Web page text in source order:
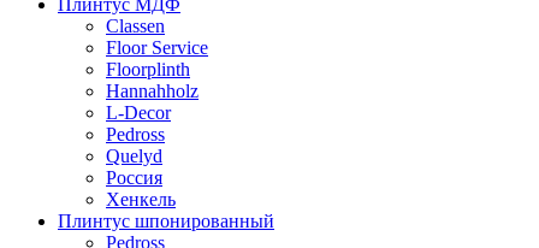
Classen
Floor Service
Floorplinth
Hannahholz
L-Decor
Pedross
Quelyd
Россия
Хенкель
Плинтус шпонированный
Pedross